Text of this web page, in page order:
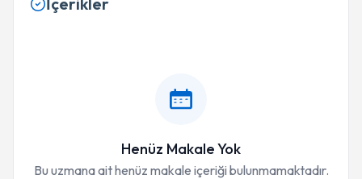
Henüz Makale Yok
Bu uzmana ait henüz makale içeriği bulunmamaktadır.